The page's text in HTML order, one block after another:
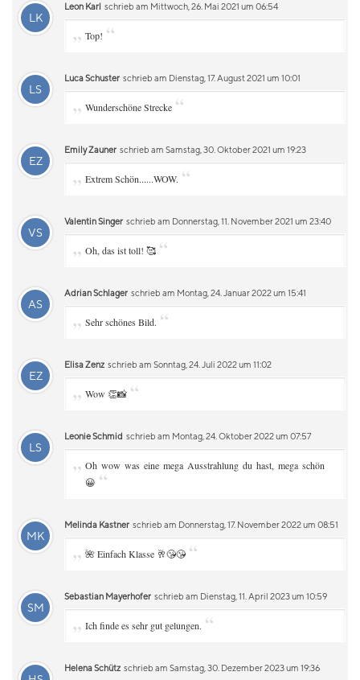
LK
Leon Karl schrieb am Mittwoch, 26. Mai 2021 um 06:54
„ Top! “
LS
Luca Schuster schrieb am Dienstag, 17. August 2021 um 10:01
„ Wunderschöne Strecke “
EZ
Emily Zauner schrieb am Samstag, 30. Oktober 2021 um 19:23
„ Extrem Schön......WOW. “
VS
Valentin Singer schrieb am Donnerstag, 11. November 2021 um 23:40
„ Oh, das ist toll! 🥰 “
AS
Adrian Schlager schrieb am Montag, 24. Januar 2022 um 15:41
„ Sehr schönes Bild. “
EZ
Elisa Zenz schrieb am Sonntag, 24. Juli 2022 um 11:02
„ Wow 👏📸 “
LS
Leonie Schmid schrieb am Montag, 24. Oktober 2022 um 07:57
„ Oh wow was eine mega Ausstrahlung du hast, mega schön
😀 “
MK
Melinda Kastner schrieb am Donnerstag, 17. November 2022 um 08:51
„ 🌺 Einfach Klasse 🥂😘😘 “
SM
Sebastian Mayerhofer schrieb am Dienstag, 11. April 2023 um 10:59
„ Ich finde es sehr gut gelungen. “
Helena Schütz schrieb am Samstag, 30. Dezember 2023 um 19:36